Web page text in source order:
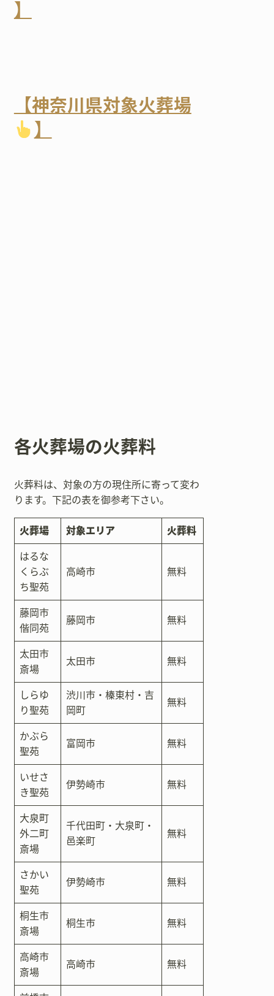
】
【神奈川県対象火葬場
】
各火葬場の火葬料
火葬料は、対象の方の現住所に寄って変わ
ります。下記の表を御参考下さい。
火葬場 対象エリア 火葬料
はるな
くらぶ
ち聖苑
高崎市 無料
藤岡市
偕同苑
藤岡市 無料
太田市
斎場
太田市 無料
しらゆ
り聖苑
渋川市・榛東村・吉
岡町
無料
かぶら
聖苑
富岡市 無料
いせさ
き聖苑
伊勢崎市 無料
大泉町
外二町
斎場
千代田町・大泉町・
邑楽町
無料
さかい
聖苑
伊勢崎市 無料
桐生市
斎場
桐生市 無料
高崎市
斎場
高崎市 無料